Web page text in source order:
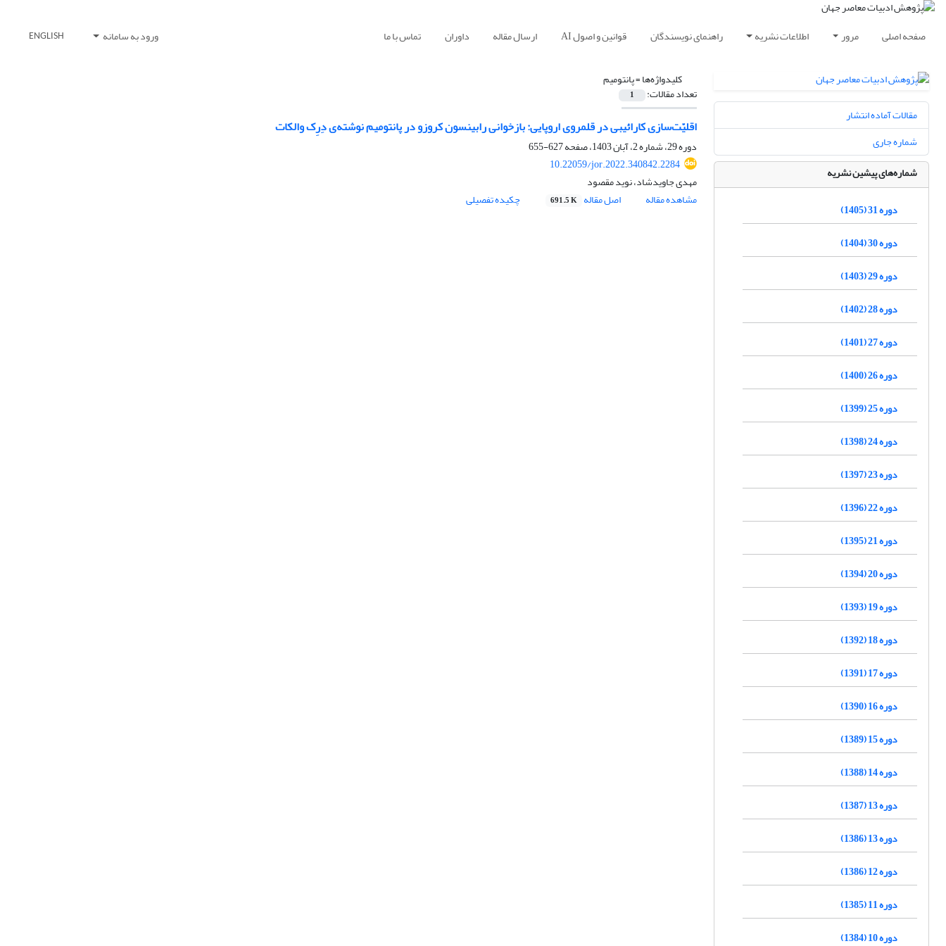
صفحه اصلی مرور اطلاعات نشریه راهنمای نویسندگان قوانین و اصول AI ارسال مقاله داوران تماس با ما ورود به سامانه ENGLISH
کلیدواژه‌ها =پانتومیم
تعداد مقالات: 1
اقلیّت‌سازی کارائیبی در قلمروی اروپایی: بازخوانی رابینسون کروزو در پانتومیم نوشته‌ی دِرِک والکات
دوره 29، شماره 2، آبان 1403، صفحه
627-655
10.22059/jor.2022.340842.2284
مهدی جاویدشاد، نوید مقصود
مشاهده مقاله
اصل مقاله 691.5 K چکیده تفصیلی
مقالات آماده انتشار
شماره جاری
شماره‌های پیشین نشریه
دوره 31 (1405)
دوره 30 (1404)
دوره 29 (1403)
دوره 28 (1402)
دوره 27 (1401)
دوره 26 (1400)
دوره 25 (1399)
دوره 24 (1398)
دوره 23 (1397)
دوره 22 (1396)
دوره 21 (1395)
دوره 20 (1394)
دوره 19 (1393)
دوره 18 (1392)
دوره 17 (1391)
دوره 16 (1390)
دوره 15 (1389)
دوره 14 (1388)
دوره 13 (1387)
دوره 13 (1386)
دوره 12 (1386)
دوره 11 (1385)
دوره 10 (1384)